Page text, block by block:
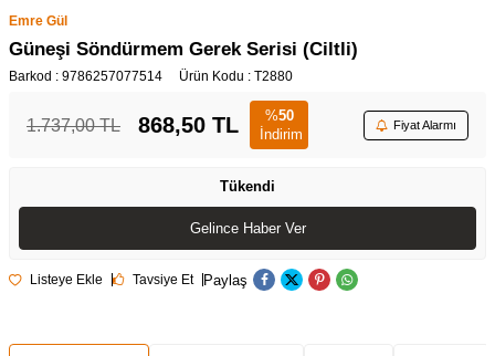
Emre Gül
Güneşi Söndürmem Gerek Serisi (Ciltli)
Barkod : 9786257077514 Ürün Kodu : T2880
1.737,00TL 868,50 TL %50
İndirim
Fiyat Alarmı
Tükendi
Gelince Haber Ver
Listeye Ekle Tavsiye Et Paylaş